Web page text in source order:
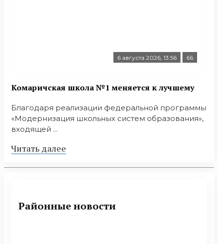
6 августа 2026, 13:56 66
Комаричская школа №1 меняется к лучшему
Благодаря реализации федеральной программы
«Модернизация школьных систем образования»,
входящей ...
Читать далее
Районные новости